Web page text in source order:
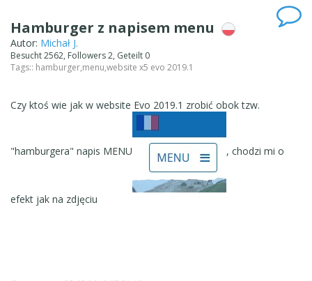
Hamburger z napisem menu
Autor: Michał J.
Besucht 2562, Followers 2, Geteilt 0
Tags:: hamburger,menu,website x5 evo 2019.1
Czy ktoś wie jak w website Evo 2019.1 zrobić obok tzw.
"hamburgera" napis MENU , chodzi mi o
efekt jak na zdjęciu